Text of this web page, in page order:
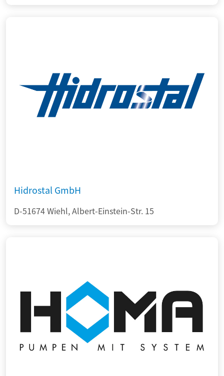
Hidrostal GmbH
D-51674 Wiehl, Albert-Einstein-Str. 15